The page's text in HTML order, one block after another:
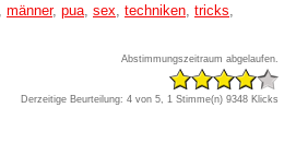
männer, pua sex techniken tricks
Abstimmungszeitraum abgelaufen.
Derzeitige Beurteilung: 4 von 5, 1 Stimme(n) 9348 Klicks